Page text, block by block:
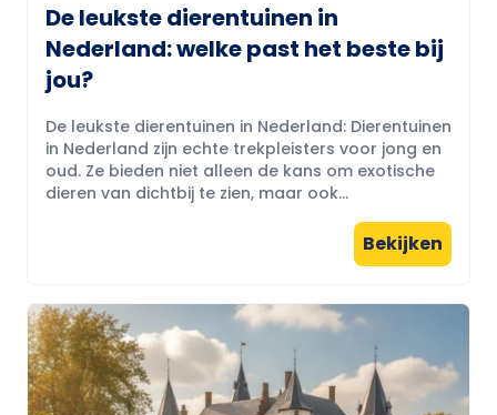
De leukste dierentuinen in
Nederland: welke past het beste bij
jou?
De leukste dierentuinen in Nederland: Dierentuinen
in Nederland zijn echte trekpleisters voor jong en
oud. Ze bieden niet alleen de kans om exotische
dieren van dichtbij te zien, maar ook...
Bekijken